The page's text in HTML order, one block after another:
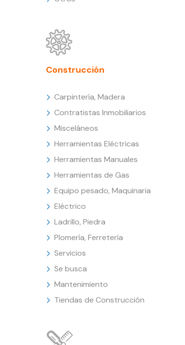
Construcción
Carpintería, Madera
Contratistas Inmobiliarios
Misceláneos
Herramientas Eléctricas
Herramientas Manuales
Herramientas de Gas
Equipo pesado, Maquinaria
Eléctrico
Ladrillo, Piedra
Plomería, Ferretería
Servicios
Se busca
Mantenimiento
Tiendas de Construcción